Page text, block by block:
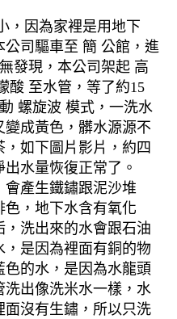
，因為家裡是用地下
司驅車至 簡 公館，進
發現，本公司架起 高
酸 至水管，等了約15
螺旋波 模式，一洗水
成黃色，髒水源源不
如下圖片影片，約四
水量恢復正常了。
產生鐵鏽跟泥沙堆
，地下水含有氧化
洗出來的水會跟石油
是因為裡面有銅的物
的水，是因為水龍頭
出像洗米水一樣，水
沒有生鏽，所以只洗